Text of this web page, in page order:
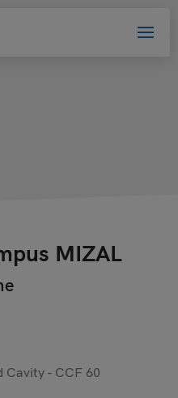
MIZAL
Cavity - CCF 60